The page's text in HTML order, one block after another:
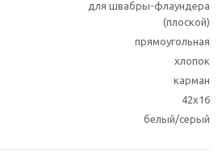
для швабры-флаундера
(плоской)
прямоугольная
хлопок
карман
42x16
белый/серый